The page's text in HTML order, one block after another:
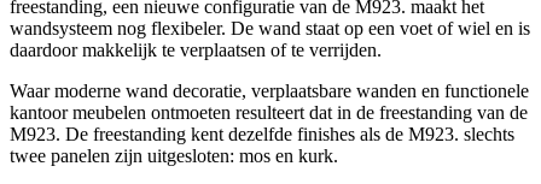
freestanding, een nieuwe configuratie van de M923. maakt het
wandsysteem nog flexibeler. De wand staat op een voet of wiel en is
daardoor makkelijk te verplaatsen of te verrijden.
Waar moderne wand decoratie, verplaatsbare wanden en functionele
kantoor meubelen ontmoeten resulteert dat in de freestanding van de
M923. De freestanding kent dezelfde finishes als de M923. slechts
twee panelen zijn uitgesloten: mos en kurk.